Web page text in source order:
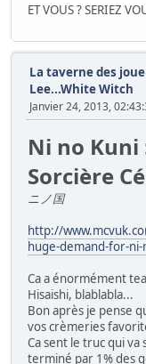
ET VOUS ? SERIEZ
La taverne des
Lee...White Witch
Janvier 24, 2013,
Ni no Kuni
Sorcière
ニノ国
http://
huge-demand-for-
Ca a énormément
Hisaishi, blablabla...
Bon après je pense
vos crèmeries
Ca sent le truc qui
terminé par 1% des